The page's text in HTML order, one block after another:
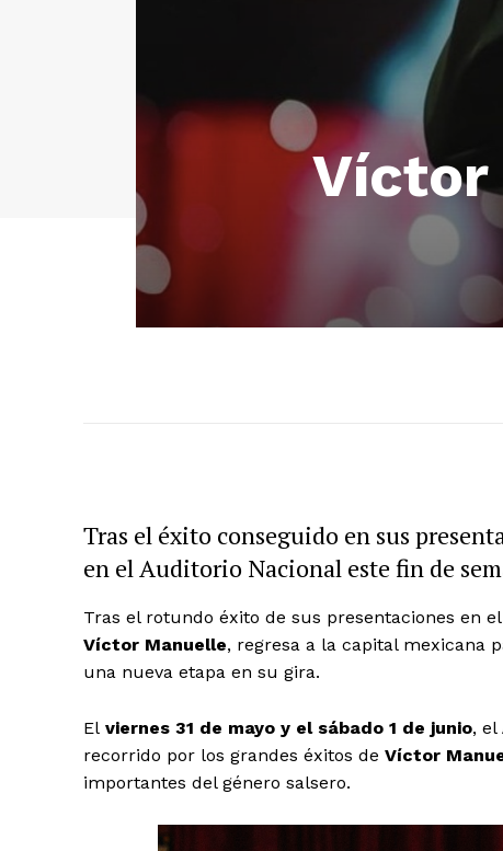
Víctor
Tras el éxito conseguido en sus
en el Auditorio Nacional este fin de
Tras el rotundo éxito de sus presentaciones en
Víctor Manuelle, regresa a la capital mexicana
una nueva etapa en su gira.
El viernes 31 de mayo y el sábado 1 de junio, el
recorrido por los grandes éxitos de Víctor
importantes del género salsero.